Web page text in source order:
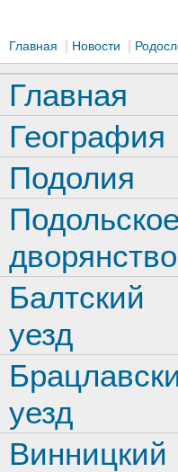
Главная Новости
Главная
География
Подолия
Подольское
дворянство
Балтский
уезд
уезд
Винницкий